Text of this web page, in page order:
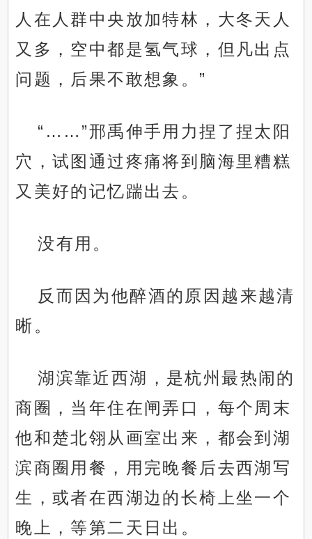
人在人群中央放加特林，大冬天人
又多，空中都是氢气球，但凡出点
问题，后果不敢想象。”
“……”邢禹伸手用力捏了捏太阳
穴，试图通过疼痛将到脑海里糟糕
又美好的记忆踹出去。
没有用。
反而因为他醉酒的原因越来越清
晰。
湖滨靠近西湖，是杭州最热闹的
商圈，当年住在闸弄口，每个周末
他和楚北翎从画室出来，都会到湖
滨商圈用餐，用完晚餐后去西湖写
生，或者在西湖边的长椅上坐一个
晚上，等第二天日出。